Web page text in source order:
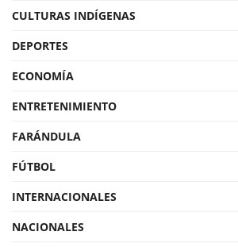
CULTURAS INDÍGENAS
DEPORTES
ECONOMÍA
ENTRETENIMIENTO
FARÁNDULA
FÚTBOL
INTERNACIONALES
NACIONALES